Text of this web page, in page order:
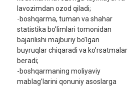
lavozimdan ozod qiladi;
-boshqarma, tuman va shahar
statistika bo’limlari tomonidan
bajarilishi majburiy bo’lgan
buyruqlar chiqaradi va ko’rsatmalar
bеradi;
-boshqarmaning moliyaviy
mablag’larini qonuniy asoslarga